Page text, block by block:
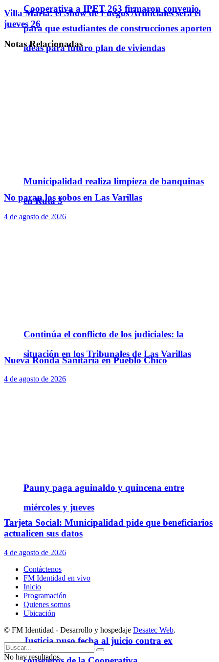
Cooperativa a IPET 263 firmaron convenio
para que estudiantes de construcciones aporten
ideas para futuro plan de viviendas
Municipalidad realiza limpieza de banquinas
en Ruta 3
Continúa el conflicto de los judiciales: la
situación en los Tribunales de Las Varillas
Pauny paga aguinaldo y quincena entre
miércoles y jueves
Justicia puso fecha al juicio contra ex
Villa María: el Show de Fuegos Artificiales será el
jueves 26
NotasRelacionadas
No paran los robos en Las Varillas
4 de agosto de 2026
Nueva Ronda Sanitaria en Pueblo Chico
4 de agosto de 2026
Tarjeta Social: Municipalidad pide que beneficiarios
actualicen sus datos
4 de agosto de 2026
Contáctenos
FM Identidad en vivo
Inicio
Programación
Quienes somos
Ubicación
© FM Identidad - Desarrollo y hospedaje Desatec Web.
No hay resultados.